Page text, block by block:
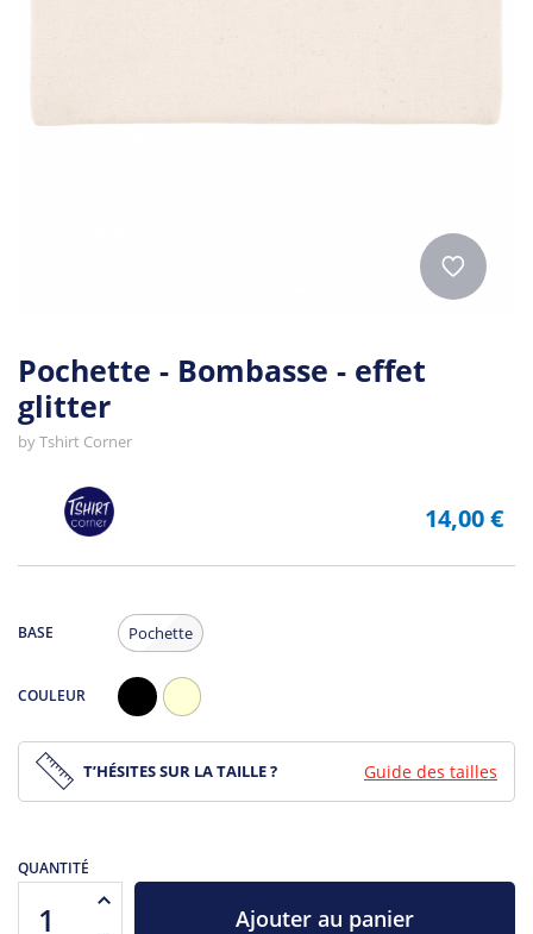
Pochette - Bombasse - effet
glitter
byTshirt Corner
14,00 €
BASE Pochette
COULEUR
T’HÉSITES SUR LA TAILLE ? Guide des tailles
QUANTITÉ
Ajouter au panier